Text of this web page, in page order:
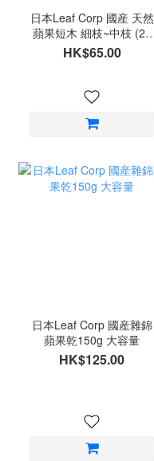
日本Leaf Corp 國産 天然
蘋果短木 細枝~中枝 (20
條)
HK$65.00
日本Leaf Corp 國産雜錦
蘋果乾150g 大容量
HK$125.00